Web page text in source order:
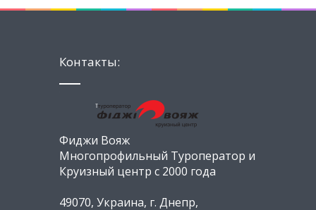
Контакты:
Фиджи Вояж
Многопрофильный Туроператор и
Круизный центр с 2000 года
49070, Украина, г. Днепр,